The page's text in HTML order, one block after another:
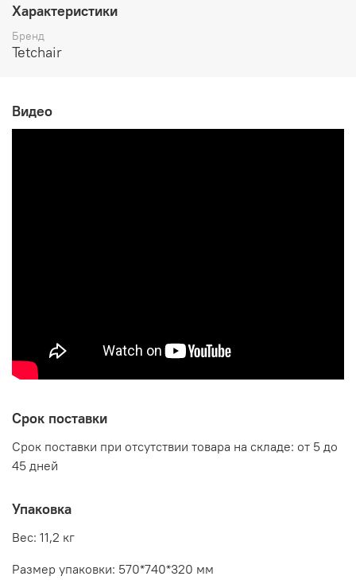
Основание:
ширина 440 мм
глубина 430 мм
Характеристики
Бренд
Tetchair
Видео
Срок поставки
Срок поставки при отсутствии товара на складе: от 5 до
45 дней
Упаковка
Вес: 11,2 кг
Размер упаковки: 570*740*320 мм